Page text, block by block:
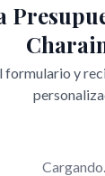
formulario y